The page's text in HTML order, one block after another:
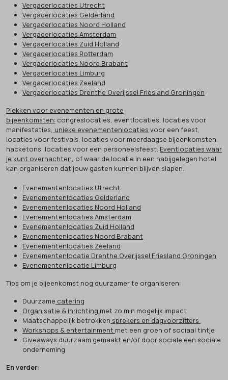
Vergaderlocaties Utrecht
Vergaderlocaties Gelderland
Vergaderlocaties Noord Holland
Vergaderlocaties Amsterdam
Vergaderlocaties Zuid Holland
Vergaderlocaties Rotterdam
Vergaderlocaties Noord Brabant
Vergaderlocaties Limburg
Vergaderlocaties Zeeland
Vergaderlocaties Drenthe Overijssel Friesland Groningen
Plekken voor evenementen en grote
bijeenkomsten: congreslocaties, eventlocaties, locaties voor
manifestaties, unieke evenementenlocaties voor een feest,
locaties voor festivals, locaties voor meerdaagse bijeenkomsten,
hacketons, locaties voor een personeelsfeest. Eventlocaties waar
je kunt overnachten, of waar de locatie in een nabijgelegen hotel
kan organiseren dat jouw gasten kunnen blijven slapen.
Evenementenlocaties Utrecht
Evenementenlocaties Gelderland
Evenementenlocaties Noord Holland
Evenementenlocaties Amsterdam
Evenementenlocaties Zuid Holland
Evenementenlocaties Noord Brabant
Evenementenlocaties Zeeland
Evenementenlocatie Drenthe Overijssel Friesland Groningen
Evenementenlocatie Limburg
Tips om je bijeenkomst nog duurzamer te organiseren:
Duurzame catering
Organisatie & inrichting met zo min mogelijk impact
Maatschappelijk betrokken sprekers en dagvoorzitters
Workshops & entertainment met een groen of sociaal tintje
Giveaways duurzaam gemaakt en/of door sociale een sociale
onderneming
En verder: